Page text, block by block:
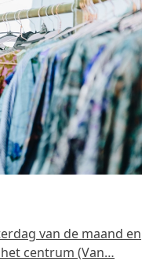
van de maand en
centrum (Van…